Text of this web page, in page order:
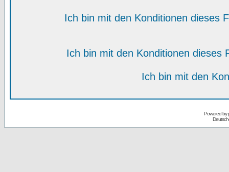
Ich bin mit den Konditionen dieses
Ich bin mit den Konditionen dieses
Ich bin mit den
Powered by